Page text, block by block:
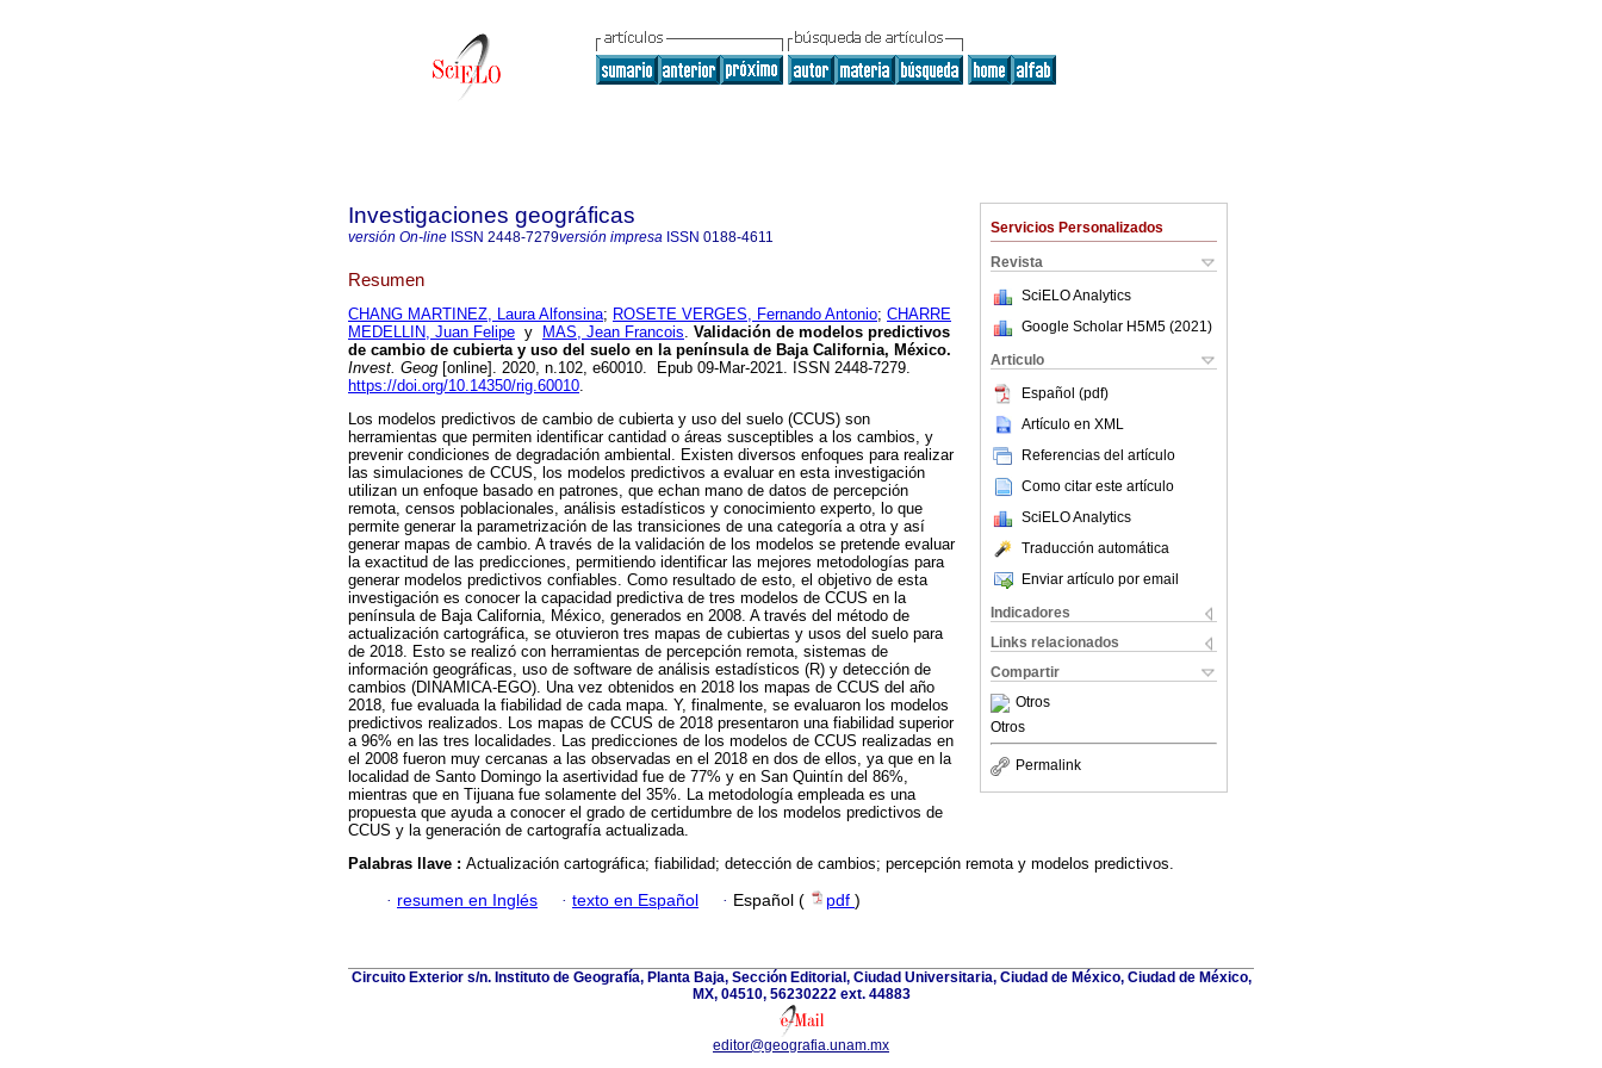
Servicios Personalizados
Revista
SciELO Analytics
Google Scholar H5M5 (2021 )
Articulo
Español (pdf)
Artículo en XML
Referencias del artículo
Como citar este artículo
SciELO Analytics
Traducción automática
Enviar artículo por email
Indicadores
Links relacionados
Compartir
Otros
Otros
Permalink
Investigaciones geográficas
versión On-line ISSN 2448-7279versión impresa ISSN 0188-4611
Resumen
CHANG MARTINEZ, Laura Alfonsina; ROSETE VERGES, Fernando Antonio; CHARRE
MEDELLIN, Juan Felipe y MAS, Jean Francois. Validación de modelos predictivos
de cambio de cubierta y uso del suelo en la península de Baja California, México.
Invest. Geog [online]. 2020, n.102, e60010. Epub 09-Mar-2021. ISSN 2448-7279.
https://doi.org/10.14350/rig.60010.
Los modelos predictivos de cambio de cubierta y uso del suelo (CCUS) son
herramientas que permiten identificar cantidad o áreas susceptibles a los cambios, y
prevenir condiciones de degradación ambiental. Existen diversos enfoques para realizar
las simulaciones de CCUS, los modelos predictivos a evaluar en esta investigación
utilizan un enfoque basado en patrones, que echan mano de datos de percepción
remota, censos poblacionales, análisis estadísticos y conocimiento experto, lo que
permite generar la parametrización de las transiciones de una categoría a otra y así
generar mapas de cambio. A través de la validación de los modelos se pretende evaluar
la exactitud de las predicciones, permitiendo identificar las mejores metodologías para
generar modelos predictivos confiables. Como resultado de esto, el objetivo de esta
investigación es conocer la capacidad predictiva de tres modelos de CCUS en la
península de Baja California, México, generados en 2008. A través del método de
actualización cartográfica, se otuvieron tres mapas de cubiertas y usos del suelo para
de 2018. Esto se realizó con herramientas de percepción remota, sistemas de
información geográficas, uso de software de análisis estadísticos (R) y detección de
cambios (DINAMICA-EGO). Una vez obtenidos en 2018 los mapas de CCUS del año
2018, fue evaluada la fiabilidad de cada mapa. Y, finalmente, se evaluaron los modelos
predictivos realizados. Los mapas de CCUS de 2018 presentaron una fiabilidad superior
a 96% en las tres localidades. Las predicciones de los modelos de CCUS realizadas en
el 2008 fueron muy cercanas a las observadas en el 2018 en dos de ellos, ya que en la
localidad de Santo Domingo la asertividad fue de 77% y en San Quintín del 86%,
mientras que en Tijuana fue solamente del 35%. La metodología empleada es una
propuesta que ayuda a conocer el grado de certidumbre de los modelos predictivos de
CCUS y la generación de cartografía actualizada.
Palabras llave : Actualización cartográfica; fiabilidad; detección de cambios; percepción remota y modelos predictivos.
· resumen en Inglés · texto en Español · Español ( pdf )
Circuito Exterior s/n. Instituto de Geografía, Planta Baja, Sección Editorial, Ciudad Universitaria, Ciudad de México, Ciudad de México,
MX, 04510, 56230222 ext. 44883
editor@geografia.unam.mx